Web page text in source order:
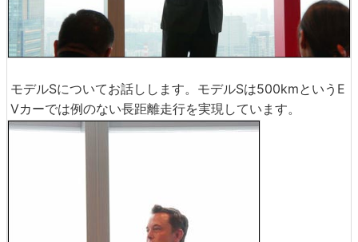
モデルSについてお話しします。モデルSは500kmというE
Vカーでは例のない長距離走行を実現しています。